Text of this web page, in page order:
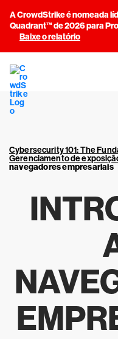
A CrowdStrike é nomeada
Quadrant™ de 2026 para
Baixe o relatório
Cybersecurity 101: The
Gerenciamento de
navegadores empresariais